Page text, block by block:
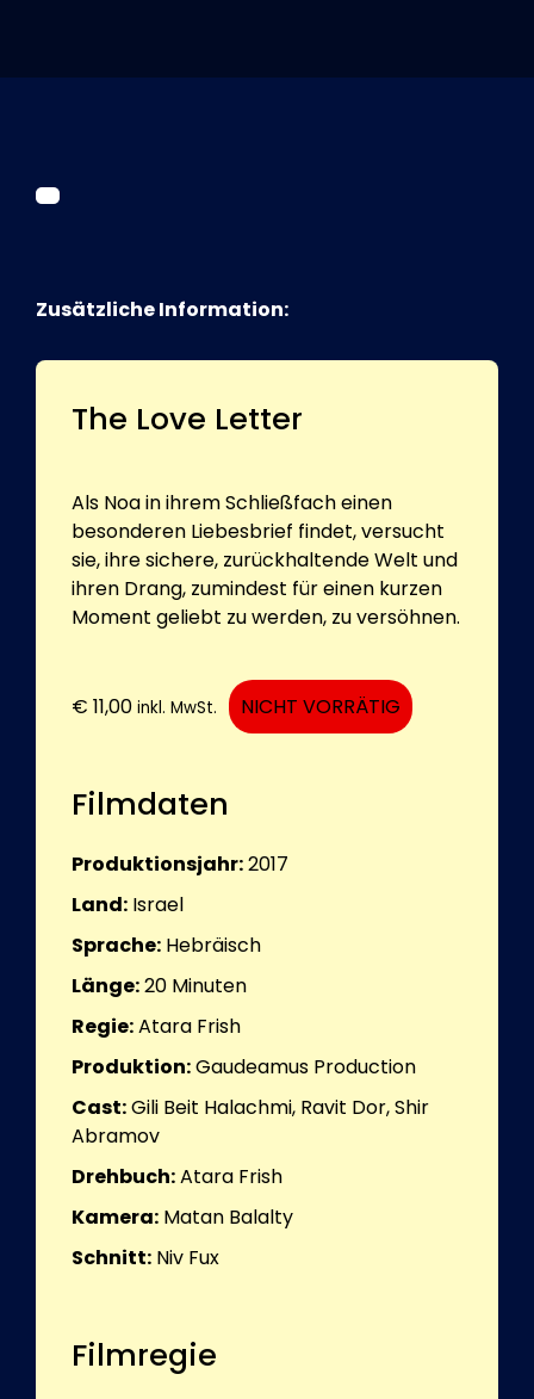
Kurier Romy 2026
Zusätzliche Information:
The Love Letter
Als Noa in ihrem Schließfach einen
besonderen Liebesbrief findet, versucht
sie, ihre sichere, zurückhaltende Welt und
ihren Drang, zumindest für einen kurzen
Moment geliebt zu werden, zu versöhnen.
€ 11,00 inkl. MwSt. NICHT VORRÄTIG
Filmdaten
Produktionsjahr:2017
Land: Israel
Sprache: Hebräisch
Länge:20 Minuten
Regie:Atara Frish
Produktion:Gaudeamus Production
Cast:Gili Beit Halachmi, Ravit Dor, Shir
Abramov
Drehbuch:Atara Frish
Kamera: Matan Balalty
Schnitt: Niv Fux
Filmregie